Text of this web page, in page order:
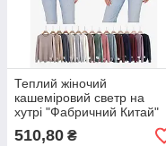
Теплий жіночий
кашеміровий светр на
хутрі "Фабричний Китай"
Розміри: 48-54 (39020)
510,80 ₴